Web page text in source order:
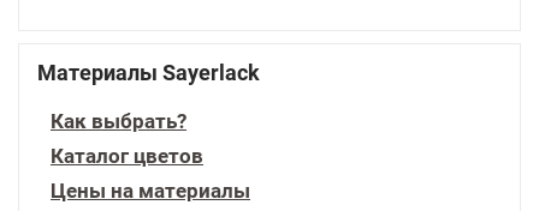
Материалы Sayerlack
Как выбрать?
Каталог цветов
Цены на материалы